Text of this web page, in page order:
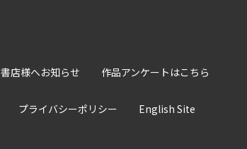
書店様へお知らせ 作品アンケートはこちら
プライバシーポリシー English Site